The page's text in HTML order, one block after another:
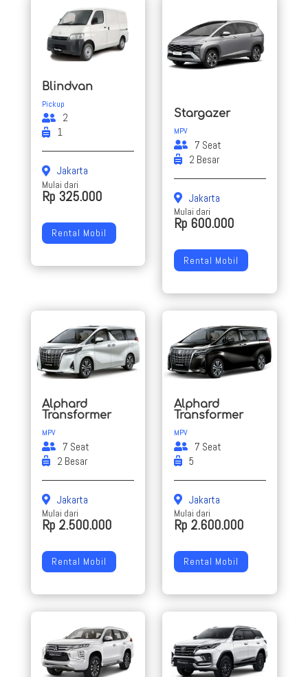
Blindvan
Pickup
2
1
Jakarta
Mulai dari
Rp 325.000
Rental Mobil
Stargazer
MPV
7 Seat
2 Besar
Jakarta
Mulai dari
Rp 600.000
Rental Mobil
Alphard
Transformer
MPV
7 Seat
2 Besar
Jakarta
Mulai dari
Rp 2.500.000
Rental Mobil
Alphard
Transformer
MPV
7 Seat
5
Jakarta
Mulai dari
Rp 2.600.000
Rental Mobil